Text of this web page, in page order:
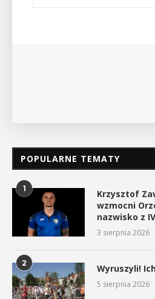
POPULARNE TEMATY
1
Krzysztof
wzmocni
nazwisko z
3 sierpnia 2026
2 Wyruszyli!
5 sierpnia 2026